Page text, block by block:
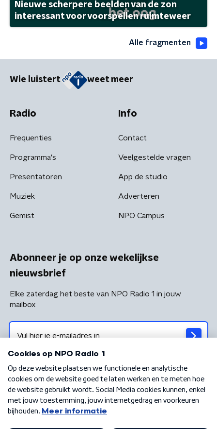
Nieuwe scherpere beelden van de zon
interessant voor voorspellen ruimteweer
Alle fragmenten
Wie luistert weet meer
Radio
Frequenties
Programma's
Presentatoren
Muziek
Gemist
Info
Contact
Veelgestelde vragen
App de studio
Adverteren
NPO Campus
Abonneer je op onze wekelijkse
nieuwsbrief
Elke zaterdag het beste van NPO Radio 1 in jouw
mailbox
Algemene voorwaarden